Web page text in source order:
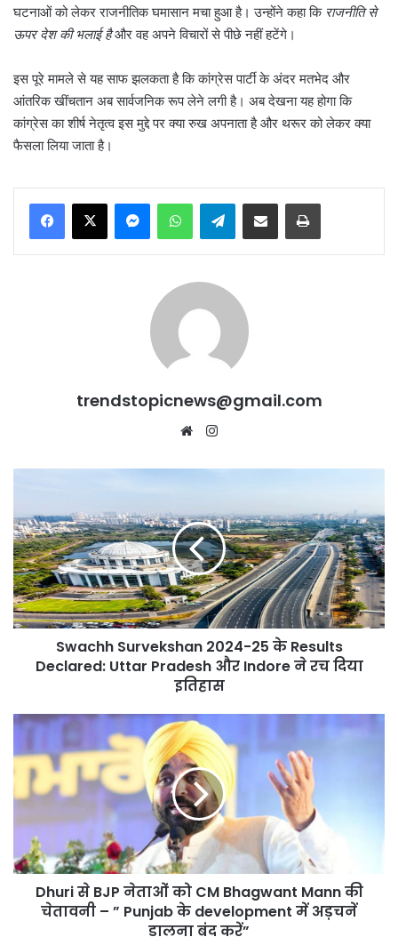
घटनाओं को लेकर राजनीतिक घमासान मचा हुआ है। उन्होंने कहा कि राजनीति से
ऊपर देश की भलाई हैऔर वह अपने विचारों से पीछे नहीं हटेंगे।
इस पूरे मामले से यह साफ झलकता है कि कांग्रेस पार्टी के अंदर मतभेद और
आंतरिक खींचतान अब सार्वजनिक रूप लेने लगी है। अब देखना यह होगा कि
कांग्रेस का शीर्ष नेतृत्व इस मुद्दे पर क्या रुख अपनाता है और थरूर को लेकर क्या
फैसला लिया जाता है।
MessengerWhatsAppTelegramShare via Email Print
trendstopicnews@gmail.com
Website
2024-
25
के
Results
Declared:
Uttar
Pradesh
Indore
दिया
Swachh Survekshan 2024-25 के Results
Declared: Uttar Pradesh और Indore ने रच दिया
इतिहास
Dhuri
BJP
नेताओं
को
CM
Bhagwant
Mann
की
चेतावनीDhuri से BJP नेताओं को CM Bhagwant Mann की
चेतावनी – ” Punjab के development में अड़चनें
डालना बंद करें”